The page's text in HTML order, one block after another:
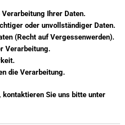
Ihrer Daten.
oder unvollständiger Daten.
(Recht auf Vergessenwerden).
Verarbeitung.
die Verarbeitung.
kontaktieren Sie uns bitte unter